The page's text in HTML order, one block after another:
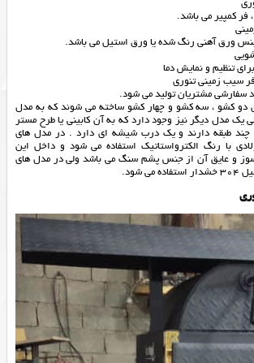
فر کمپیر می باشد.
ورق آهنی رنگ شده یا ورق استیل می باشد.
تنظیم و نمایش دما
سیب زمینی تنوری
سفارشی مشتریان تولید می شود.
دو کشو ، سه کشو و چهار کشو ساخته می شوند که به مدل
یک مدل دیگر نیز وجود دارد که به آن کابینی یا طرح مستر
چند طبقه دارند و یک درب شیشه ای دارد . در مدل های
با رنگ الکترواستاتیک استفاده می شود و داخل این
و عایق آن از جنس پشم سنگ می باشد ولی در مدل های
شود.